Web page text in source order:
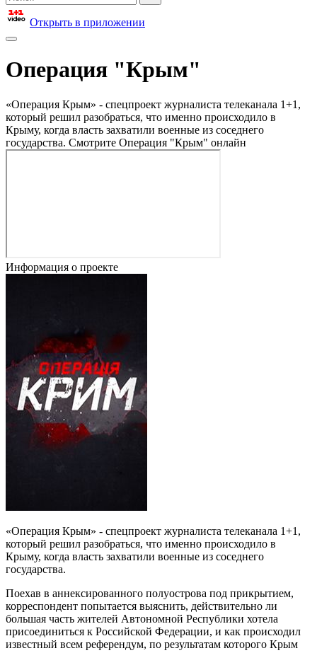
Открыть в приложении
Операция "Крым"
«Операция Крым» - спецпроект журналиста телеканала 1+1,
который решил разобраться, что именно происходило в
Крыму, когда власть захватили военные из соседнего
государства. Смотрите Операция "Крым" онлайн
Информация о проекте
«Операция Крым» - спецпроект журналиста телеканала 1+1,
который решил разобраться, что именно происходило в
Крыму, когда власть захватили военные из соседнего
государства.
Поехав в аннексированного полуострова под прикрытием,
корреспондент попытается выяснить, действительно ли
большая часть жителей Автономной Республики хотела
присоединиться к Российской Федерации, и как происходил
известный всем референдум, по результатам которого Крым